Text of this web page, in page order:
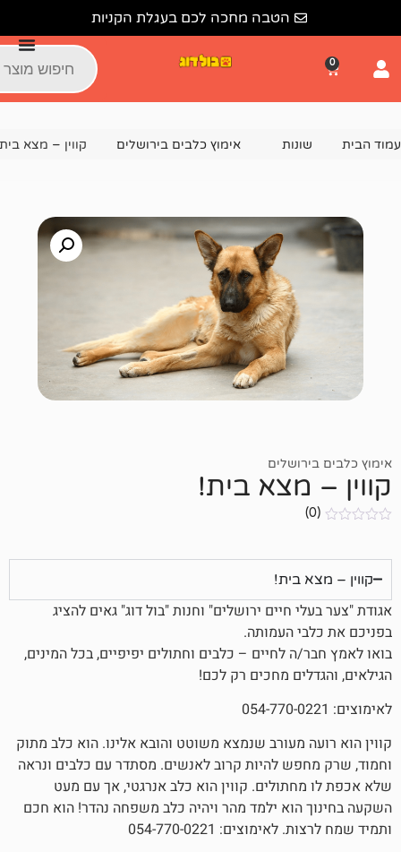
הטבה מחכה לכם בעגלת הקניות
אימוץ כלבים בירושלים קווין – מצא בית!
בית!
חיים ירושלים" וחנות "בול דוג" גאים להציג
העמותה.
לחיים – כלבים וחתולים יפיפיים, בכל המינים,
מחכים רק לכם!
מעורב שנמצא משוטט והובא אלינו. הוא כלב מתוק
להיות קרוב לאנשים. מסתדר עם כלבים ונראה
קווין הוא כלב אנרגטי, אך עם מעט
ילמד מהר ויהיה כלב משפחה נהדר! הוא חכם
054-770-0221